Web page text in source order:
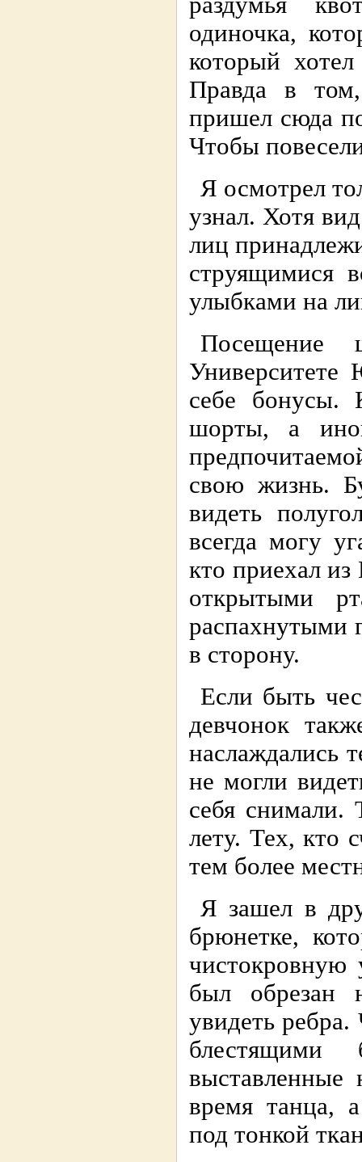
одиночка,
который
Правда в
пришел сюда
Чтобы
Я осмотрел
узнал. Хотя
лиц
струящимися
улыбками на
Посещение
себе бонусы.
шорты, а
свою жизнь.
видеть
всегда могу
кто приехал
открытыми
распахнутыми
в сторону.
Если быть
девчонок
наслаждались
не могли
себя снимали.
лету. Тех, кто
тем более
Я зашел в
брюнетке,
был обрезан
увидеть
блестящими
выставленные
время танца,
под тонкой